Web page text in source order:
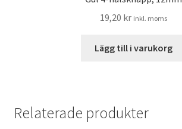
19,20 kr inkl. moms
Lägg till i varukorg
Relaterade produkter